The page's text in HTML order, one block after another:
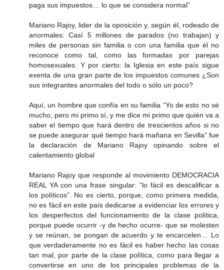
paga sus impuestos… lo que se considera normal”
Mariano Rajoy, lider de la oposición y, según él, rodeado de
anormales: Casí 5 millones de parados (no trabajan) y
miles de personas sin familia o con una familia que él no
reconoce como tal, como las formadas por parejas
homosexuales. Y por cierto: la Iglesia en este país sigue
exenta de una gran parte de los impuestos comunes ¿Son
sus integrantes anormales del todo o sólo un poco?
Aquí, un hombre que confía en su familia “Yo de esto no sé
mucho, pero mi primo sí, y me dice mi primo que quién va a
saber el tiempo que hará dentro de trescientos años si no
se puede asegurar qué tiempo hará mañana en Sevilla” fue
la declaración de Mariano Rajoy opinando sobre el
calentamiento global
Mariano Rajoy que responde al movimiento DEMOCRACIA
REAL YA con una frase singular: “lo fácil es descalificar a
los políticos”. No es cierto, porque, como primera medida,
no es fácil en este país dedicarse a evidenciar los errores y
los desperfectos del funcionamiento de la clase política,
porque puede ocurrir -y de hecho ocurre- que se molesten
y se reúnan, se pongan de acuerdo y te encarcelen… Lo
que verdaderamente no es fácil es haber hecho las cosas
tan mal, por parte de la clase política, como para llegar a
convertirse en uno de los principales problemas de la